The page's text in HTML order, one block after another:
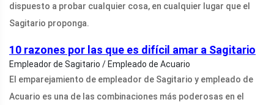
dispuesto a probar cualquier cosa, en cualquier lugar que el
Sagitario proponga.
10 razones por las que es difícil amar a Sagitario
Empleador de Sagitario / Empleado de Acuario
El emparejamiento de empleador de Sagitario y empleado de
Acuario es una de las combinaciones más poderosas en el